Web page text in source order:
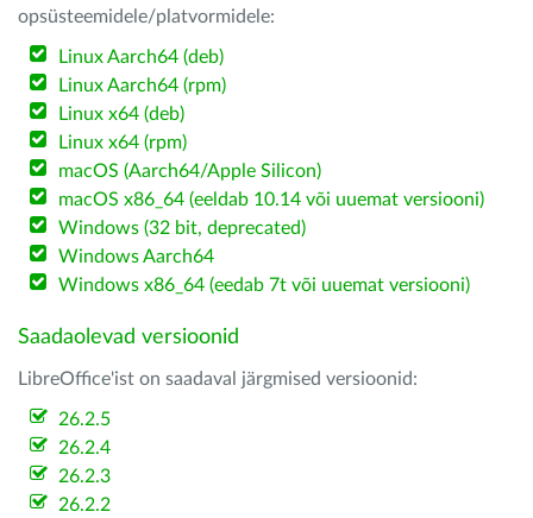
opsüsteemidele/platvormidele:
Linux Aarch64 (deb)
Linux Aarch64 (rpm)
Linux x64 (deb)
Linux x64 (rpm)
macOS (Aarch64/Apple Silicon)
macOS x86_64 (eeldab 10.14 või uuemat versiooni)
Windows (32 bit, deprecated)
Windows Aarch64
Windows x86_64 (eedab 7t või uuemat versiooni)
Saadaolevad versioonid
LibreOffice'ist on saadaval järgmised versioonid:
26.2.5
26.2.4
26.2.3
26.2.2